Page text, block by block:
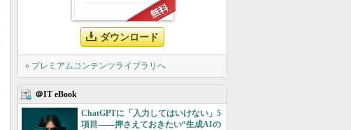
ダウンロード
» プレミアムコンテンツライブラリへ
＠IT eBook
ChatGPTに「入力してはいけない」5
項目――押さえておきたい“生成AIの